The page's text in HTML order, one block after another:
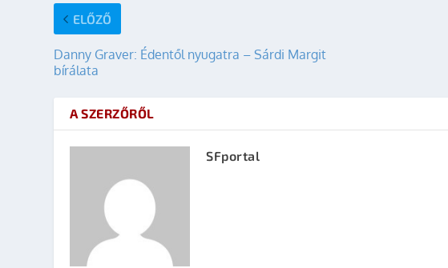
ELŐZŐ
Danny Graver: Édentől nyugatra – Sárdi Margit
bírálata
A SZERZŐRŐL
SFportal